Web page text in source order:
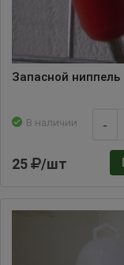
Запасной ниппель
В наличии -
25 /шт